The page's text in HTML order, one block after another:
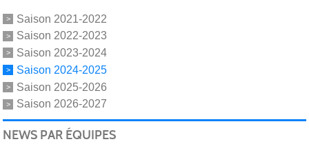
Saison 2021-2022
Saison 2022-2023
Saison 2023-2024
Saison 2024-2025
Saison 2025-2026
Saison 2026-2027
NEWS PAR ÉQUIPES